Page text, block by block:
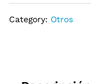
Category: Otros